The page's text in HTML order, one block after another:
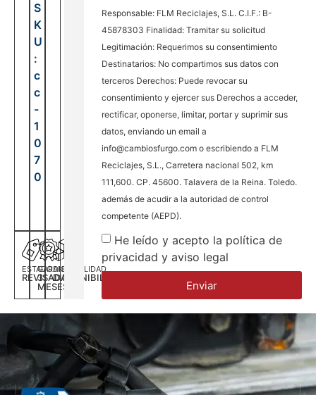
ESTADO
REVISADA
GARANTÍA
3
MESES
DISPONILIDAD
DISPONIBILIDAD
S
K
U
:
c
c
-
1
0
7
0
Responsable: FLM Reciclajes, S.L. C.I.F.: B-
45878303 Finalidad: Tramitar su solicitud
Legitimación: Requerimos su consentimiento
Destinatarios: No compartimos sus datos con
terceros Derechos: Puede revocar su
consentimiento y ejercer sus Derechos a acceder,
rectificar, oponerse, limitar, portar y suprimir sus
datos, enviando un email a
info@cambiosfurgo.com o escribiendo a FLM
Reciclajes, S.L., Carretera nacional 502, km
111,600. CP. 45600. Talavera de la Reina. Toledo.
además de acudir a la autoridad de control
competente (AEPD).
He leído y acepto la política de
privacidad y aviso legal
Enviar